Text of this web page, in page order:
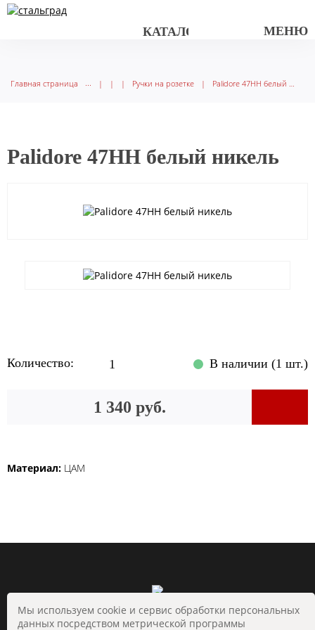
КАТАЛОГ ТОВАРОВМЕНЮ
Главная страница | | | Ручки на розетке |
Palidore 47HH белый никель
Количество: В наличии (1 шт.)
1 340 руб.
Материал: ЦАМ
Мы используем cookie и сервис обработки персональных
данных посредством метрической программы